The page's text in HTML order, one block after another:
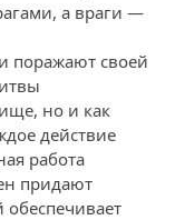
а враги —
поражают своей
но и как
действие
работа
придают